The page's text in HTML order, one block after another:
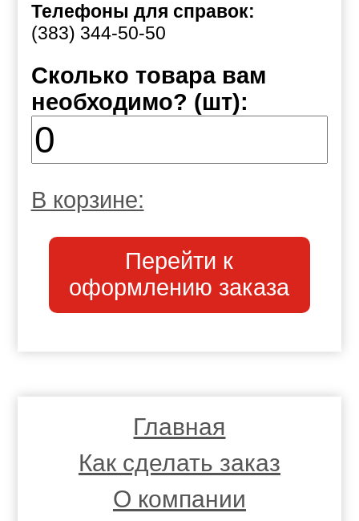
Телефоны для справок:
(383) 344-50-50
Сколько товара вам
необходимо? (шт):
В корзине:
Перейти к
оформлению заказа
Главная
Как сделать заказ
О компании